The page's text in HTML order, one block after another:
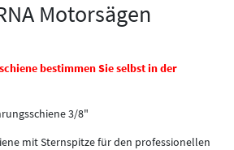
Motorsägen
bestimmen Sie selbst in der
3/8"
mit Sternspitze für den professionellen